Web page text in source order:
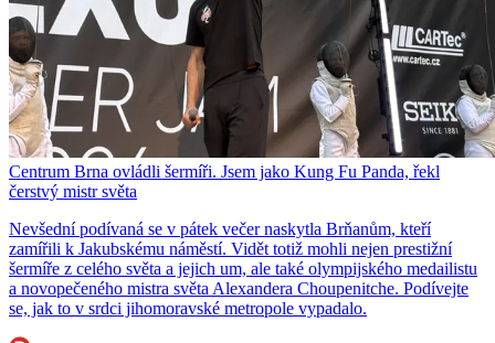
Centrum Brna ovládli šermíři. Jsem jako Kung Fu Panda, řekl
čerstvý mistr světa
Nevšední podívaná se v pátek večer naskytla Brňanům, kteří
zamířili k Jakubskému náměstí. Vidět totiž mohli nejen prestižní
šermíře z celého světa a jejich um, ale také olympijského medailistu
a novopečeného mistra světa Alexandera Choupenitche. Podívejte
se, jak to v srdci jihomoravské metropole vypadalo.